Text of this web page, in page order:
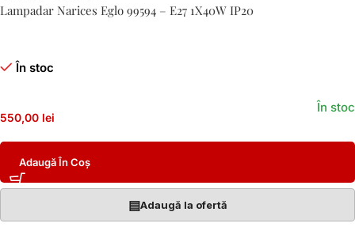
Lampadar Narices Eglo 99594 – E27 1X40W IP20
În stoc
550,00 lei
În stoc
Adaugă În Coș
▤Adaugă la ofertă